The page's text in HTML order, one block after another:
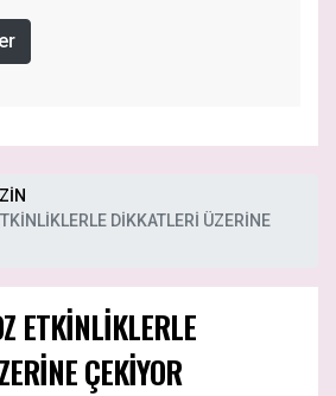
DİKKATLERİ ÜZERİNE
ETKİNLİKLERLE
ÇEKİYOR